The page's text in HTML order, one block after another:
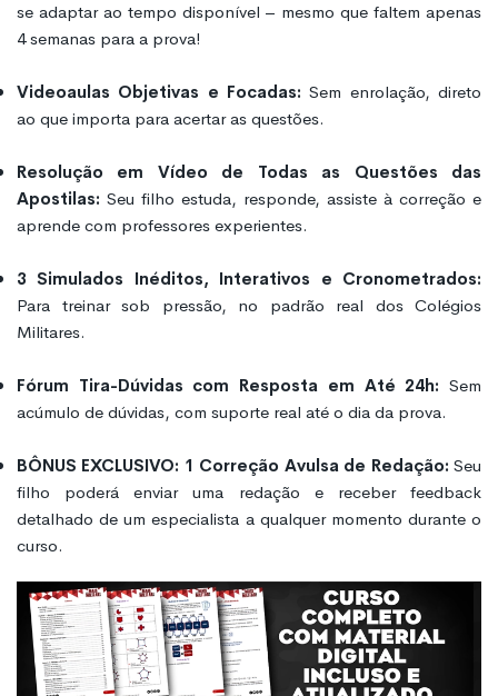
se adaptar ao tempo disponível – mesmo que faltem apenas
4 semanas para a prova!
Videoaulas Objetivas e Focadas: Sem enrolação, direto
ao que importa para acertar as questões.
Resolução em Vídeo de Todas as Questões das
Apostilas: Seu filho estuda, responde, assiste à correção e
aprende com professores experientes.
3 Simulados Inéditos, Interativos e Cronometrados:
Para treinar sob pressão, no padrão real dos Colégios
Militares.
Fórum Tira-Dúvidas com Resposta em Até 24h: Sem
acúmulo de dúvidas, com suporte real até o dia da prova.
BÔNUS EXCLUSIVO: 1 Correção Avulsa de Redação: Seu
filho poderá enviar uma redação e receber feedback
detalhado de um especialista a qualquer momento durante o
curso.